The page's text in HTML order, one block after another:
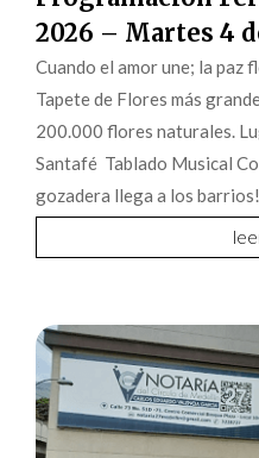
2026 – Martes 4
Cuando el amor une; la paz
Tapete de Flores más
200.000 flores naturales.
Santafé Tablado Musical
gozadera llega a los